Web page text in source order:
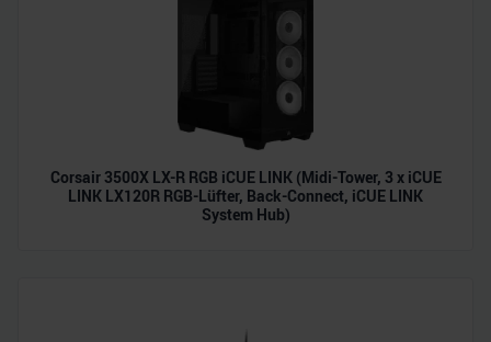
Corsair 3500X LX-R RGB iCUE LINK (Midi-Tower, 3 x iCUE
LINK LX120R RGB-Lüfter, Back-Connect, iCUE LINK
System Hub)